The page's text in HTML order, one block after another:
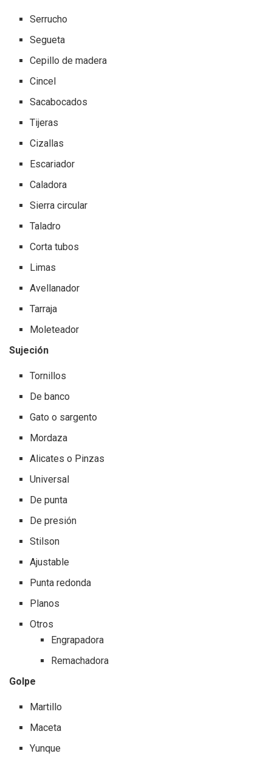
Serrucho
Segueta
Cepillo de madera
Cincel
Sacabocados
Tijeras
Cizallas
Escariador
Caladora
Sierra circular
Taladro
Corta tubos
Limas
Avellanador
Tarraja
Moleteador
Sujeción
Tornillos
De banco
Gato o sargento
Mordaza
Alicates o Pinzas
Universal
De punta
De presión
Stilson
Ajustable
Punta redonda
Planos
Otros
Engrapadora
Remachadora
Golpe
Martillo
Maceta
Yunque